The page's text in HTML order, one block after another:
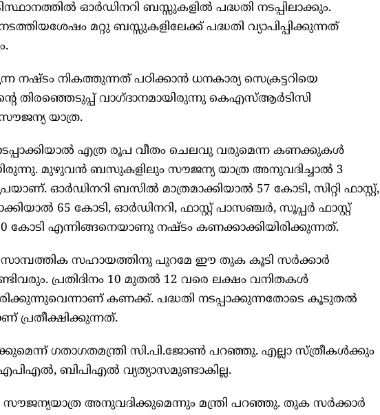
ഓർഡിനറി ബസ്സുകളിൽ പദ്ധതി നടപ്പിലാക്കും.
മറ്റു ബസ്സുകളിലേക്ക് പദ്ധതി വ്യാപിപ്പിക്കുന്നത്
നികത്തുന്നത് പഠിക്കാൻ ധനകാര്യ സെക്രട്ടറിയെ
തിരഞ്ഞെടുപ്പ് വാഗ്ദാനമായിരുന്നു കെഎസ്ആർടിസി
യാത്ര.
എത്ര രൂപ വീതം ചെലവു വരുമെന്ന കണക്കുകൾ
മുഴുവൻ ബസുകളിലും സൗജന്യ യാത്ര അനുവദിച്ചാൽ 3
ഓർഡിനറി ബസിൽ മാത്രമാക്കിയാൽ 57 കോടി, സിറ്റി ഫാസ്റ്റ്,
65 കോടി, ഓർഡിനറി, ഫാസ്റ്റ് പാസഞ്ചർ, സൂപ്പർ ഫാസ്റ്റ്
കോടി എന്നിങ്ങനെയാണു നഷ്ടം കണക്കാക്കിയിരിക്കുന്നത്.
സഹായത്തിനു പുറമേ ഈ തുക കൂടി സർക്കാർ
പ്രതിദിനം 10 മുതൽ 12 വരെ ലക്ഷം വനിതകൾ
കണക്ക്. പദ്ധതി നടപ്പാക്കുന്നതോടെ കൂടുതൽ
പ്രതീക്ഷിക്കുന്നത്.
ഗതാഗതമന്ത്രി സി.പി.ജോൺ പറഞ്ഞു. എല്ലാ സ്ത്രീകൾക്കും
ബിപിഎൽ വ്യത്യാസമുണ്ടാകില്ല.
സൗജന്യയാത്ര അനുവദിക്കുമെന്നും മന്ത്രി പറഞ്ഞു. തുക സർക്കാർ